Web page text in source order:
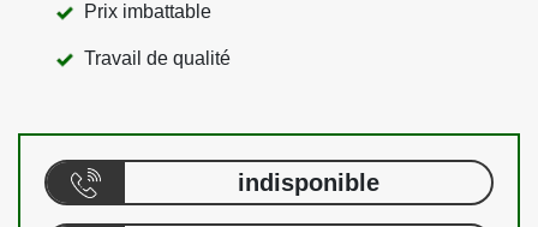
Prix imbattable
Travail de qualité
indisponible